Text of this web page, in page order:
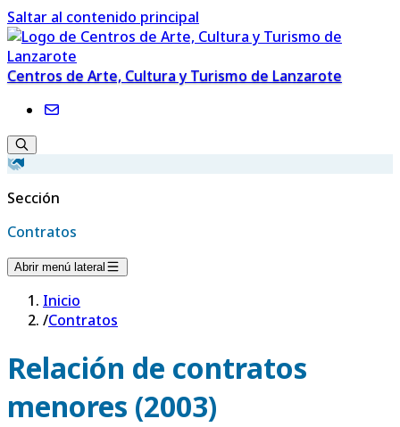
Saltar al contenido principal
Centros de Arte, Cultura y Turismo de Lanzarote
Sección
Contratos
Abrir menú lateral
Inicio
/Contratos
Relación de contratos
menores (2003)